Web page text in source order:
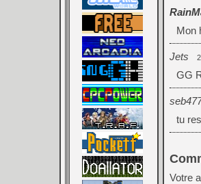
Mon
Jets
GG
tu
Votre